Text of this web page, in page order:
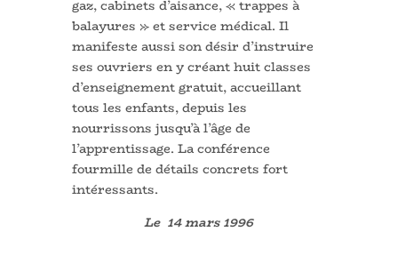
gaz, cabinets d’aisance, « trappes à
balayures » et service médical. Il
manifeste aussi son désir d’instruire
ses ouvriers en y créant huit classes
d’enseignement gratuit, accueillant
tous les enfants, depuis les
nourrissons jusqu’à l’âge de
l’apprentissage. La conférence
fourmille de détails concrets fort
intéressants.
Le 14 mars 1996